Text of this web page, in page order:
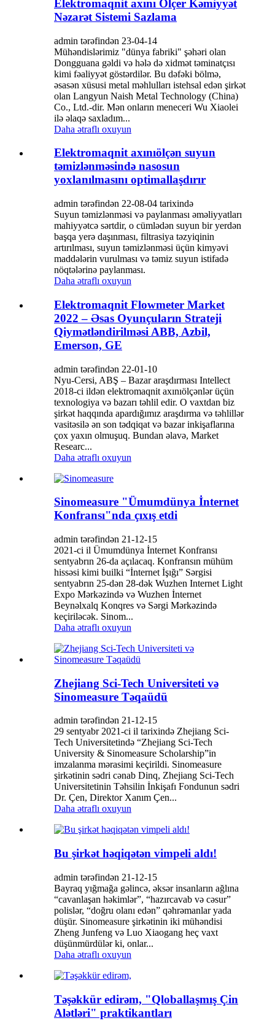
Elektromaqnit axını Ölçer Kəmiyyət
Nəzarət Sistemi Sazlama
admin tərəfindən 23-04-14
Mühəndislərimiz "dünya fabriki" şəhəri olan
Dongguana gəldi və hələ də xidmət təminatçısı
kimi fəaliyyət göstərdilər. Bu dəfəki bölmə,
əsasən xüsusi metal məhlulları istehsal edən şirkət
olan Langyun Naish Metal Technology (China)
Co., Ltd.-dir. Mən onların meneceri Wu Xiaolei
ilə əlaqə saxladım...
Daha ətraflı oxuyun
Elektromaqnit axınıölçən suyun
təmizlənməsində nasosun
yoxlanılmasını optimallaşdırır
admin tərəfindən 22-08-04 tarixində
Suyun təmizlənməsi və paylanması əməliyyatları
mahiyyətcə sərtdir, o cümlədən suyun bir yerdən
başqa yerə daşınması, filtrasiya təzyiqinin
artırılması, suyun təmizlənməsi üçün kimyəvi
maddələrin vurulması və təmiz suyun istifadə
nöqtələrinə paylanması.
Daha ətraflı oxuyun
Elektromaqnit Flowmeter Market
2022 – Əsas Oyunçuların Strateji
Qiymətləndirilməsi ABB, Azbil,
Emerson, GE
admin tərəfindən 22-01-10
Nyu-Cersi, ABŞ – Bazar araşdırması Intellect
2018-ci ildən elektromaqnit axınıölçənlər üçün
texnologiya və bazarı təhlil edir. O vaxtdan biz
şirkət haqqında apardığımız araşdırma və təhlillər
vasitəsilə ən son tədqiqat və bazar inkişaflarına
çox yaxın olmuşuq. Bundan əlavə, Market
Researc...
Daha ətraflı oxuyun
Sinomeasure "Ümumdünya İnternet
Konfransı"nda çıxış etdi
admin tərəfindən 21-12-15
2021-ci il Ümumdünya İnternet Konfransı
sentyabrın 26-da açılacaq. Konfransın mühüm
hissəsi kimi builki “İnternet İşığı” Sərgisi
sentyabrın 25-dən 28-dək Wuzhen Internet Light
Expo Mərkəzində və Wuzhen İnternet
Beynəlxalq Konqres və Sərgi Mərkəzində
keçiriləcək. Sinom...
Daha ətraflı oxuyun
Zhejiang Sci-Tech Universiteti və
Sinomeasure Təqaüdü
admin tərəfindən 21-12-15
29 sentyabr 2021-ci il tarixində Zhejiang Sci-
Tech Universitetində “Zhejiang Sci-Tech
University & Sinomeasure Scholarship”in
imzalanma mərasimi keçirildi. Sinomeasure
şirkətinin sədri cənab Dinq, Zhejiang Sci-Tech
Universitetinin Təhsilin İnkişafı Fondunun sədri
Dr. Çen, Direktor Xanım Çen...
Daha ətraflı oxuyun
Bu şirkət həqiqətən vimpeli aldı!
admin tərəfindən 21-12-15
Bayraq yığmağa gəlincə, əksər insanların ağlına
“cavanlaşan həkimlər”, “hazırcavab və cəsur”
polislər, “doğru olanı edən” qəhrəmanlar yada
düşür. Sinomeasure şirkətinin iki mühəndisi
Zheng Junfeng və Luo Xiaogang heç vaxt
düşünmürdülər ki, onlar...
Daha ətraflı oxuyun
Təşəkkür edirəm, "Qloballaşmış Çin
Alətləri" praktikantları